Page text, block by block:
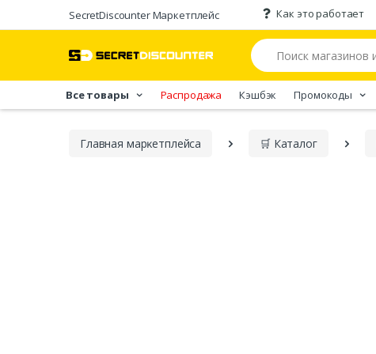
SecretDiscounter Маркетплейс Как это работает
Все товары Распродажа Кэшбэк Промокоды
Главная марĸетплейса 🛒 Каталог